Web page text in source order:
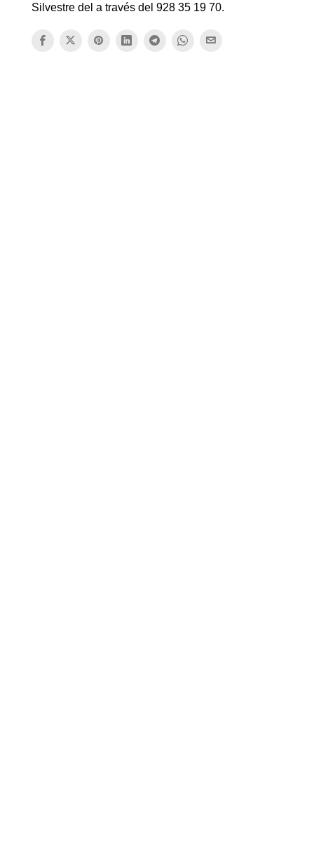
Silvestre del a través del 928 35 19 70.